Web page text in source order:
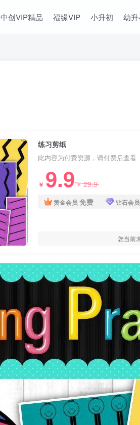
中创VIP精品 福缘VIP 小升初 幼
练习剪纸
此内容为付费资源，请付费后查看
￥ 9.9￥29.9
黄金会员 免费 钻石会员
您当前